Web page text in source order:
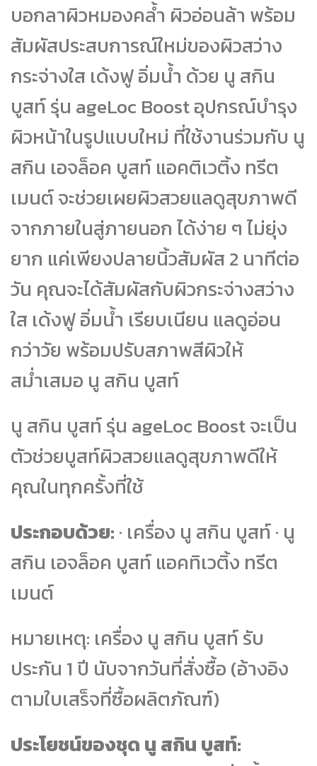
บอกลาผิวหมองคล้ำ ผิวอ่อนล้า พร้อม
สัมผัสประสบการณ์ใหม่ของผิวสว่าง
กระจ่างใส เด้งฟู อิ่มน้ำ ด้วย นู สกิน
บูสท์ รุ่น ageLoc Boost อุปกรณ์บำรุง
ผิวหน้าในรูปแบบใหม่ ที่ใช้งานร่วมกับ นู
สกิน เอจล็อค บูสท์ แอคติเวติ้ง ทรีต
เมนต์ จะช่วยเผยผิวสวยแลดูสุขภาพดี
จากภายในสู่ภายนอก ได้ง่าย ๆ ไม่ยุ่ง
ยาก แค่เพียงปลายนิ้วสัมผัส 2 นาทีต่อ
วัน คุณจะได้สัมผัสกับผิวกระจ่างสว่าง
ใส เด้งฟู อิ่มน้ำ เรียบเนียน แลดูอ่อน
กว่าวัย พร้อมปรับสภาพสีผิวให้
สม่ำเสมอ นู สกิน บูสท์
นู สกิน บูสท์ รุ่น ageLoc Boost จะเป็น
ตัวช่วยบูสท์ผิวสวยแลดูสุขภาพดีให้
คุณในทุกครั้งที่ใช้
ประกอบด้วย:· เครื่อง นู สกิน บูสท์ · นู
สกิน เอจล็อค บูสท์ แอคทิเวติ้ง ทรีต
เมนต์
หมายเหตุ: เครื่อง นู สกิน บูสท์ รับ
ประกัน 1 ปี นับจากวันที่สั่งซื้อ (อ้างอิง
ตามใบเสร็จที่ซื้อผลิตภัณฑ์)
ประโยชน์ของชุด นู สกิน บูสท์: